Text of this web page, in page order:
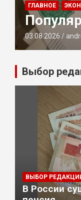
ГЛАВНОЕ
03.08.2026
Выбор
ВЫБОР
В России